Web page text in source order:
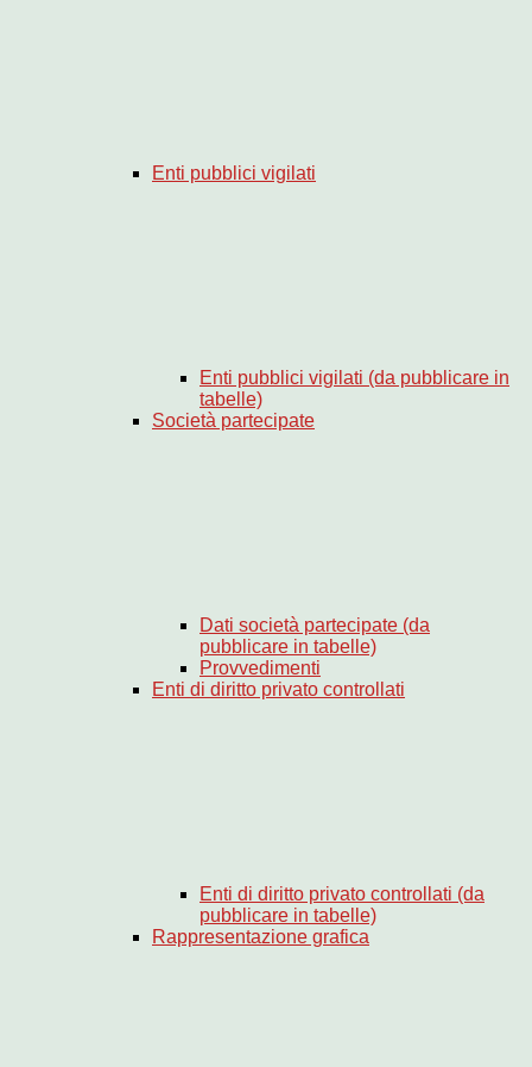
Enti pubblici vigilati
Enti pubblici vigilati (da pubblicare in
tabelle)
Società partecipate
Dati società partecipate (da
pubblicare in tabelle)
Provvedimenti
Enti di diritto privato controllati
Enti di diritto privato controllati (da
pubblicare in tabelle)
Rappresentazione grafica